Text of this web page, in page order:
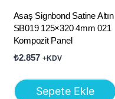
Asaş Signbond Satine Altın
SB019 125×320 4mm 021
Kompozit Panel
₺2.857 +KDV
Sepete Ekle